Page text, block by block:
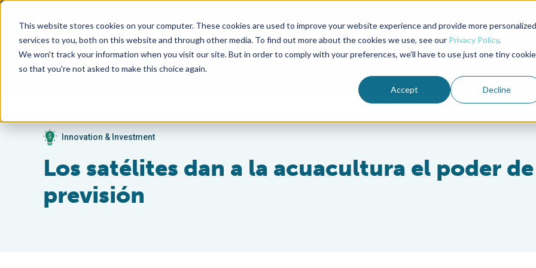
This website stores cookies on your computer. These cookies are used to improve your website experience and provide more personalized
services to you, both on this website and through other media. To find out more about the cookies we use, see our Privacy Policy.
We won't track your information when you visit our site. But in order to comply with your preferences, we'll have to use just one tiny cookie
so that you're not asked to make this choice again.
Accept Decline
Advocate Magazine Aquademia Podcast
ABOUT MEMBERSHIP
Innovation & Investment
Los satélites dan a la acuacultura el poder
previsión